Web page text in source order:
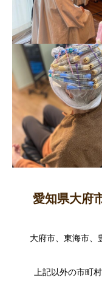
愛知県大府
大府市、東海市、
上記以外の市町